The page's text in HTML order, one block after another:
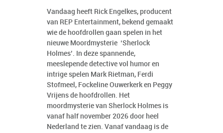
Vandaag heeft Rick Engelkes, producent
van REP Entertainment, bekend gemaakt
wie de hoofdrollen gaan spelen in het
nieuwe Moordmysterie ‘Sherlock
Holmes’. In deze spannende,
meeslepende detective vol humor en
intrige spelen Mark Rietman, Ferdi
Stofmeel, Fockeline Ouwerkerk en Peggy
Vrijens de hoofdrollen. Het
moordmysterie van Sherlock Holmes is
vanaf half november 2026 door heel
Nederland te zien. Vanaf vandaag is de